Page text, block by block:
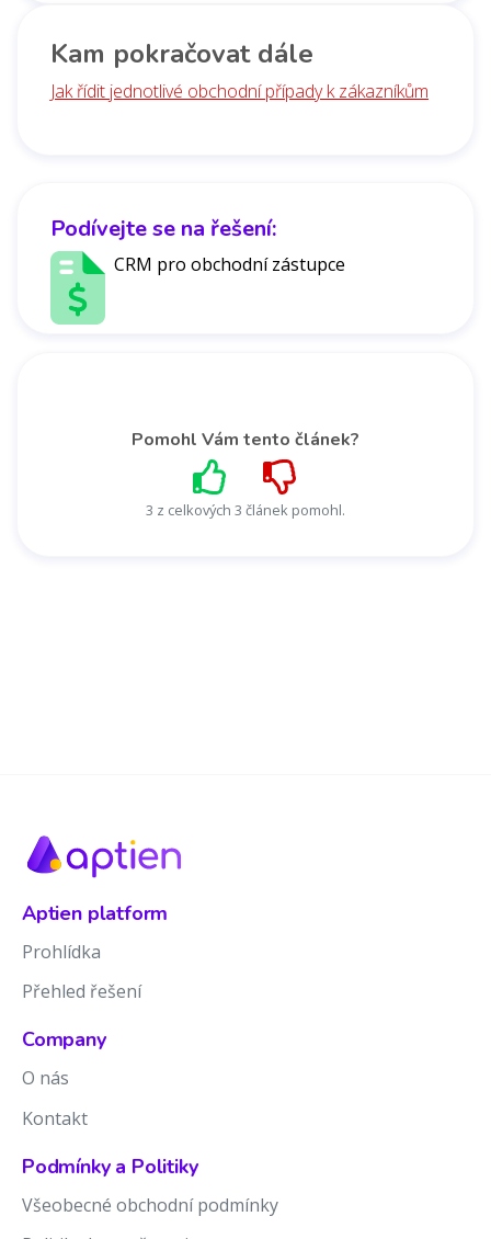
Podívejte se na řešení:
CRM pro obchodní zástupce
Pomohl Vám tento článek?
3 z celkových 3 článek pomohl.
Kam pokračovat dále
Jak řídit jednotlivé obchodní případy k zákazníkům
Aptien platform
Prohlídka
Přehled řešení
Company
O nás
Kontakt
Podmínky a Politiky
Všeobecné obchodní podmínky